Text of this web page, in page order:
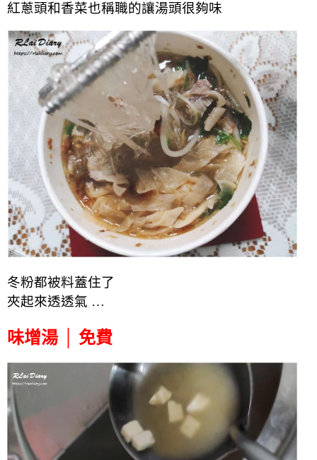
紅蔥頭和香菜也稱職的讓湯頭很夠味
冬粉都被料蓋住了
夾起來透透氣 …
味增湯 │ 免費